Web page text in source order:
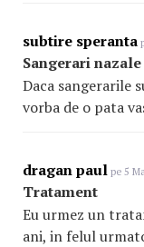
subtire speranta
Sangerari nazale
Daca sangerarile
vorba de o pata
dragan paul pe 5
Tratament
Eu urmez un
ani, in felul